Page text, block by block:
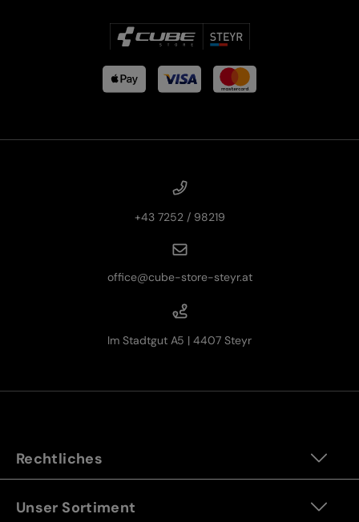
+43 7252 / 98219
office@cube-store-steyr.at
Im Stadtgut A5 | 4407 Steyr
Rechtliches
Unser Sortiment